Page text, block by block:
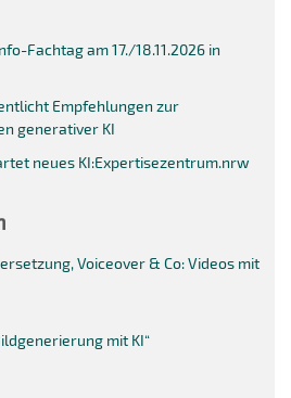
Fachtag am 17./18.11.2026 in
Empfehlungen zur
generativer KI
neues KI:Expertisezentrum.nrw
Voiceover & Co: Videos mit
mit KI“